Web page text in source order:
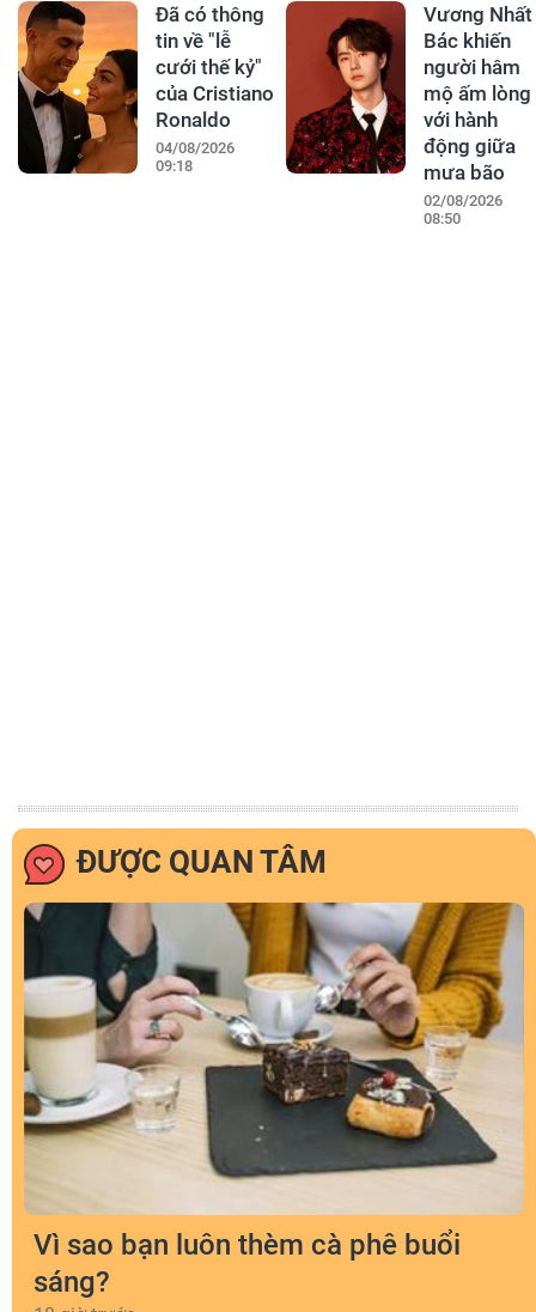
Đã có thông
tin về "lễ
cưới thế kỷ"
của Cristiano
Ronaldo
04/08/2026
09:18
Vương Nhất
Bác khiến
người hâm
mộ ấm lòng
với hành
động giữa
mưa bão
02/08/2026
08:50
ĐƯỢC QUAN TÂM
Vì sao bạn luôn thèm cà phê buổi
sáng?